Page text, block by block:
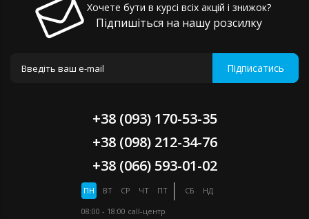
Хочете бути в курсі всіх акцій і знижок?
Підпишіться на нашу розсилку
Підписатись
+38 (093) 170-53-35
+38 (098) 212-34-76
+38 (066) 593-01-02
ПН ВТ СР ЧТ ПТ СБ
НД
08:00 - 18:00 call-центр